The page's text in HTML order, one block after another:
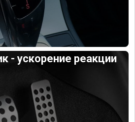
- ускорение реакции